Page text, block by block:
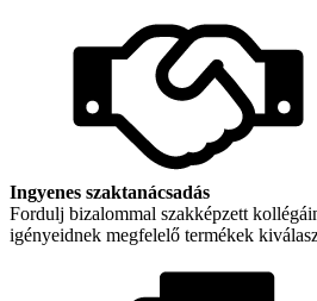
999 Ft
Ingyenes szaktanácsadás
Fordulj bizalommal szakképzett
igényeidnek megfelelő termékek